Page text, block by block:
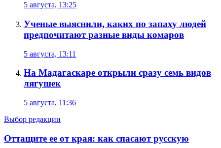
5 августа, 13:25
Ученые выяснили, каких по запаху людей
предпочитают разные виды комаров
5 августа, 13:11
На Мадагаскаре открыли сразу семь видов
лягушек
5 августа, 11:36
Выбор редакции
Оттащите ее от края: как спасают русскую